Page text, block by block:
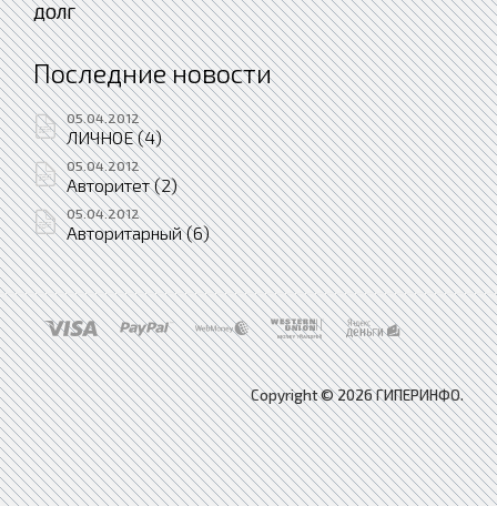
ДОЛГ
Последние новости
05.04.2012
ЛИЧНОЕ (4)
05.04.2012
Авторитет (2)
05.04.2012
Авторитарный (6)
Copyright © 2026 ГИПЕРИНФО.